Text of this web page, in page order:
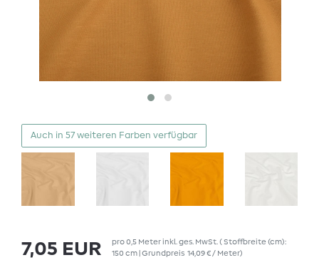
Auch in 57 weiteren Farben verfügbar
7,05 EUR pro0,5 Meterinkl. ges. MwSt. ( Stoffbreite (cm):
150 cm | Grundpreis 14,09 € / Meter)